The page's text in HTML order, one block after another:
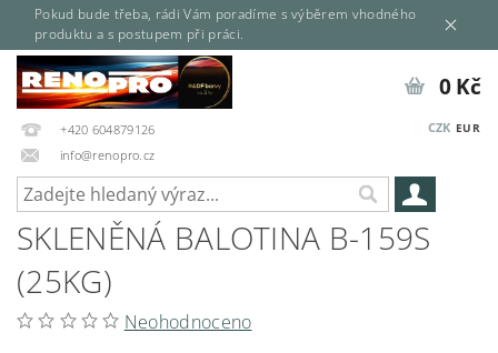
Pokud bude třeba, rádi Vám poradíme s výběrem vhodného
produktu a s postupem při práci.
+420 604879126
info@renopro.cz
CZK EUR
0 Kč
SKLENĚNÁ BALOTINA B-159S
(25KG)
Neohodnoceno